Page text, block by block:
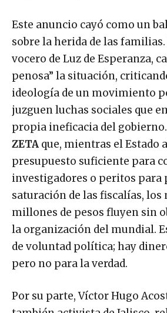
Este anuncio cayó como un
sobre la herida de las
vocero de Luz de Esperanza,
penosa” la situación,
ideología de un movimiento
juzguen luchas sociales que
propia ineficacia del
ZETA que, mientras el Estado
presupuesto suficiente para
investigadores o peritos para
saturación de las fiscalías, los
millones de pesos fluyen sin
la organización del mundial.
de voluntad política; hay
pero no para la verdad.
Por su parte, Víctor Hugo